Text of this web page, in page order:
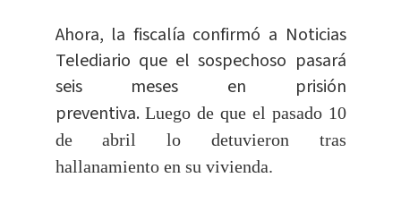
Ahora, la fiscalía confirmó a Noticias
Telediario que el sospechoso pasará
seis meses en prisión
preventiva. Luego de que el pasado 10
de abril lo detuvieron tras
hallanamiento en su vivienda.